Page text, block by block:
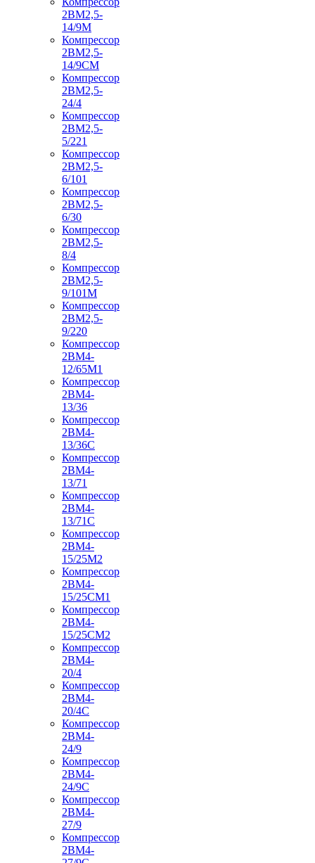
2ВМ2,5-
14/9М
Компрессор
2ВМ2,5-
14/9СМ
Компрессор
2ВМ2,5-
24/4
Компрессор
2ВМ2,5-
5/221
Компрессор
2ВМ2,5-
6/101
Компрессор
2ВМ2,5-
6/30
Компрессор
2ВМ2,5-
8/4
Компрессор
2ВМ2,5-
9/101М
Компрессор
2ВМ2,5-
9/220
Компрессор
2ВМ4-
12/65М1
Компрессор
2ВМ4-
13/36
Компрессор
2ВМ4-
13/36С
Компрессор
2ВМ4-
13/71
Компрессор
2ВМ4-
13/71С
Компрессор
2ВМ4-
15/25М2
Компрессор
2ВМ4-
15/25СМ1
Компрессор
2ВМ4-
15/25СМ2
Компрессор
2ВМ4-
20/4
Компрессор
2ВМ4-
20/4С
Компрессор
2ВМ4-
24/9
Компрессор
2ВМ4-
24/9С
Компрессор
2ВМ4-
27/9
Компрессор
2ВМ4-